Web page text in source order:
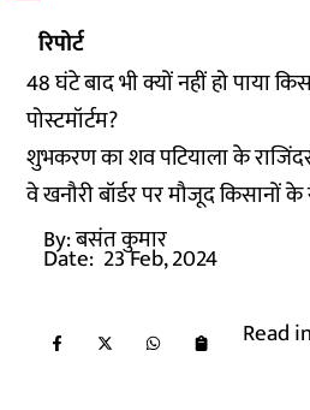
रिपोर्ट
48 घंटे बाद भी क्यों नहीं हो पाया
पोस्टमॉर्टम?
शुभकरण का शव पटियाला के
वे खनौरी बॉर्डर पर मौजूद किसानों
By:बसंत कुमार
Date: 23 Feb, 2024
Read